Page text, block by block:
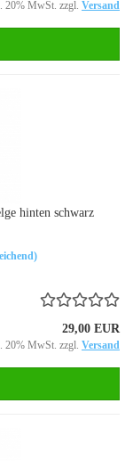
20% MwSt. zzgl. Versand
hinten schwarz
29,00 EUR
20% MwSt. zzgl. Versand